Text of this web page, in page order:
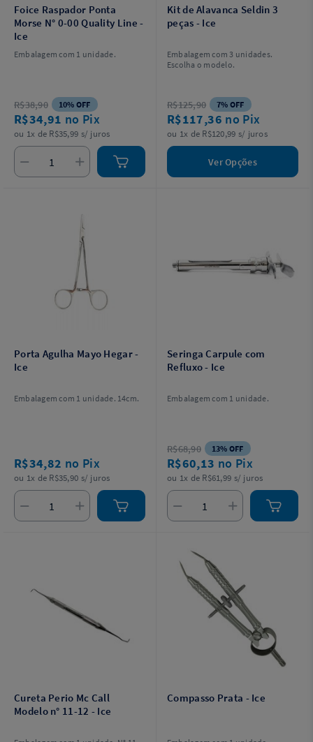
Foice Raspador Ponta
Morse N° 0-00 Quality Line -
Ice
Embalagem com 1 unidade.
R$38,90 10% OFF
R$34,91 no Pix
ou 1x de R$35,99 s/ juros
Kit de Alavanca Seldin 3
peças - Ice
Embalagem com 3 unidades.
Escolha o modelo.
R$125,90 7% OFF
R$117,36 no Pix
ou 1x de R$120,99 s/ juros
Ver Opções
Porta Agulha Mayo Hegar -
Ice
Embalagem com 1 unidade. 14cm.
R$34,82 no Pix
ou 1x de R$35,90 s/ juros
Seringa Carpule com
Refluxo - Ice
Embalagem com 1 unidade.
R$68,90 13% OFF
R$60,13 no Pix
ou 1x de R$61,99 s/ juros
Cureta Perio Mc Call
Modelo n° 11-12 - Ice
Compasso Prata - Ice